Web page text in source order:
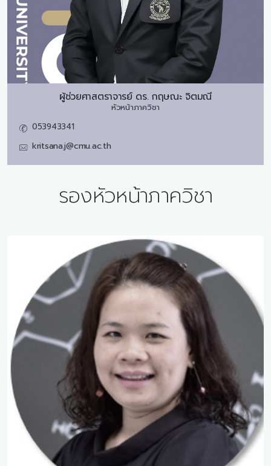
ผู้ช่วยศาสตราจารย์ ดร. กฤษณะ จิตมณี
หัวหน้าภาควิชา
053943341
kritsana.j@cmu.ac.th
รองหัวหน้าภาควิชา